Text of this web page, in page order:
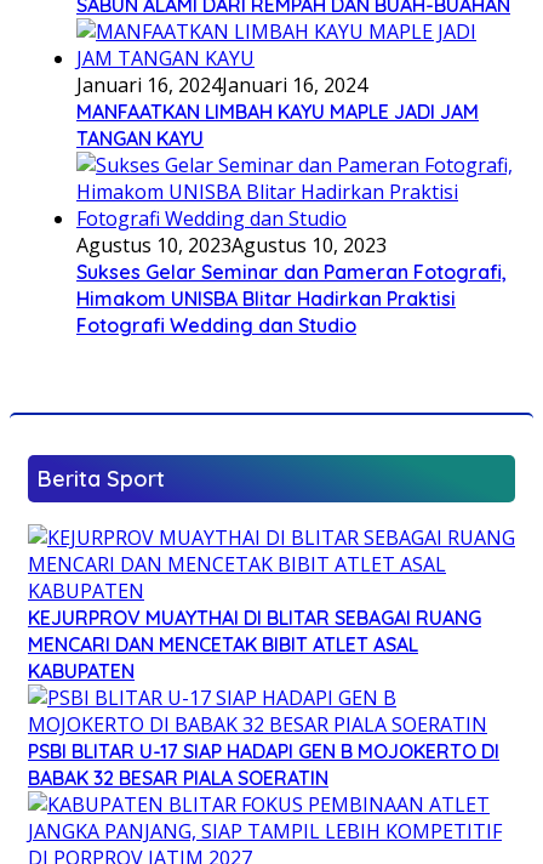
Januari 16, 2024Januari 16, 2024
MANFAATKAN LIMBAH KAYU MAPLE JADI JAM
TANGAN KAYU
Agustus 10, 2023Agustus 10, 2023
Sukses Gelar Seminar dan Pameran Fotografi,
Himakom UNISBA Blitar Hadirkan Praktisi
Fotografi Wedding dan Studio
Berita Sport
KEJURPROV MUAYTHAI DI BLITAR SEBAGAI RUANG
MENCARI DAN MENCETAK BIBIT ATLET ASAL
KABUPATEN
PSBI BLITAR U-17 SIAP HADAPI GEN B MOJOKERTO DI
BABAK 32 BESAR PIALA SOERATIN